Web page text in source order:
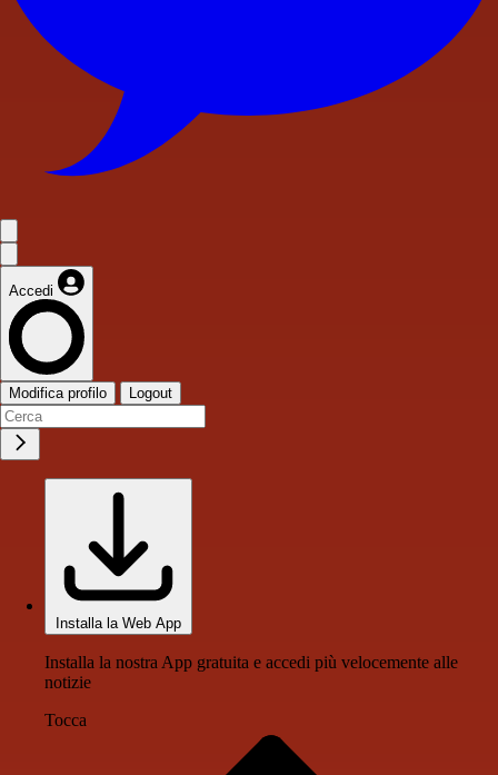
Accedi
Modifica profilo Logout
Installa la Web App
Installa la nostra App gratuita e accedi più velocemente alle
notizie
Tocca